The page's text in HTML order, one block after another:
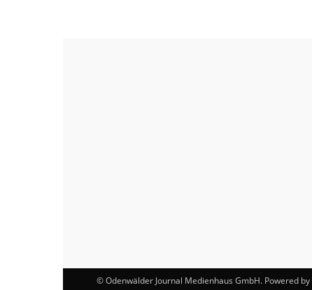
© Odenwälder Journal Medienhaus GmbH. Powered by